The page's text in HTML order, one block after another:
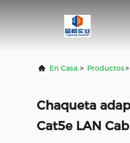
En Casa.> Productos>
Chaqueta
Cat5e LAN